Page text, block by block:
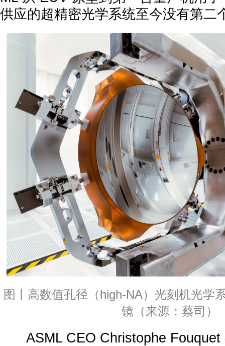
供应的超精密光学系统至今没有第二
图丨高数值孔径（high-NA）光刻机光学
镜（来源：蔡司）
ASML CEO Christophe Fouquet